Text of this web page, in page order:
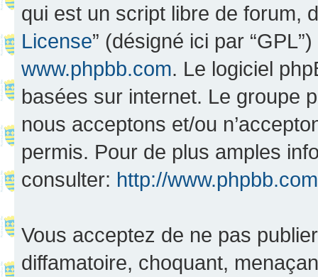
qui est un script libre de forum,
License” (désigné ici par
www.phpbb.com. Le logiciel
basées sur internet. Le groupe
nous acceptons et/ou
permis. Pour de plus amples
consulter: http://
Vous acceptez de ne pas
diffamatoire, choquant,